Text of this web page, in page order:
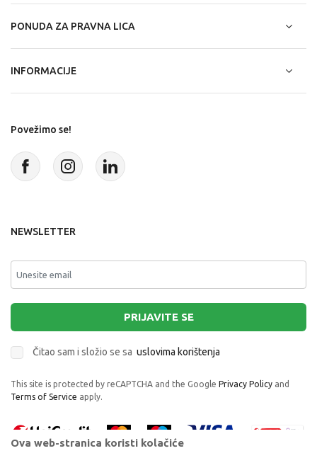
PONUDA ZA PRAVNA LICA
INFORMACIJE
Povežimo se!
NEWSLETTER
PRIJAVITE SE
Čitao sam i složio se sa uslovima korištenja
This site is protected by reCAPTCHA and the Google Privacy Policy and
Terms of Service apply.
Ova web-stranica koristi kolačiće